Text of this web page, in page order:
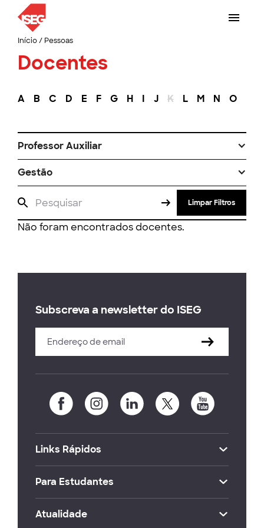
Início/ Pessoas
Docentes
A B C D E F G H I J K L M N O
Professor Auxiliar
Gestão
Limpar Filtros
Não foram encontrados docentes.
Subscreva a newsletter do ISEG
Links Rápidos
Para Estudantes
Atualidade